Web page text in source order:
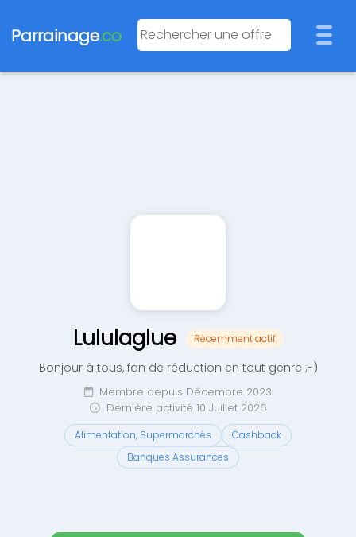
Parrainage.co
Lululaglue Récemment actif
Bonjour à tous, fan de réduction en tout genre ;-)
Membre depuis Décembre 2023
Dernière activité 10 Juillet 2026
Alimentation, Supermarchés
Cashback
Banques Assurances